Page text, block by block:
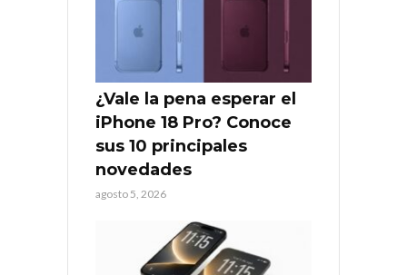
¿Vale la pena esperar el
iPhone 18 Pro? Conoce
sus 10 principales
novedades
agosto 5, 2026